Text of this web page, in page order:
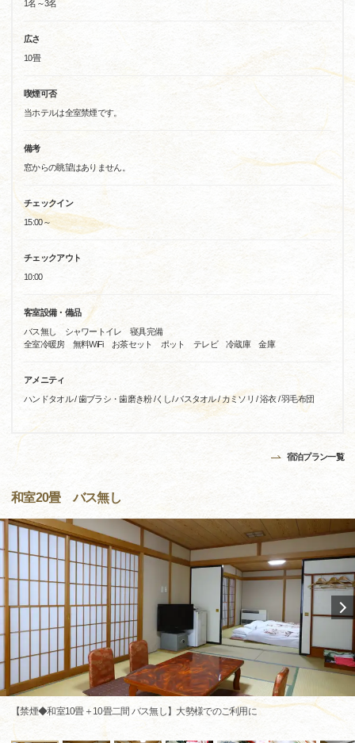
1名～3名
広さ
10畳
喫煙可否
当ホテルは全室禁煙です。
備考
窓からの眺望はありません。
チェックイン
15:00～
チェックアウト
10:00
客室設備・備品
バス無し シャワートイレ 寝具完備
全室冷暖房 無料WiFi お茶セット ポット テレビ 冷蔵庫 金庫
アメニティ
ハンドタオル / 歯ブラシ・歯磨き粉 /くし/ バスタオル / カミソリ / 浴衣 / 羽毛布団
宿泊プラン一覧
和室20畳 バス無し
【禁煙◆和室10畳＋10畳二間 バス無し】大勢様でのご利用に